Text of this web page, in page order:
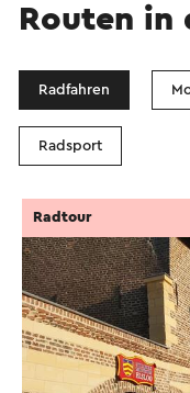
Routen in
Radfahren
Radsport
Radtour